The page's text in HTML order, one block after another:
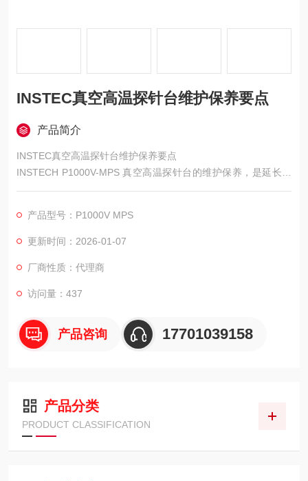
INSTEC真空高温探针台维护保养要点
产品简介
INSTEC真空高温探针台维护保养要点
INSTECH P1000V-MPS 真空高温探针台的维护保养，是延长设
备使用寿命、保障测试性能稳定的关键，需从日常检查、定期维
产品型号：P1000V MPS
更新时间：2026-01-07
厂商性质：代理商
访问量：437
产品咨询 17701039158
产品分类
PRODUCT CLASSIFICATION